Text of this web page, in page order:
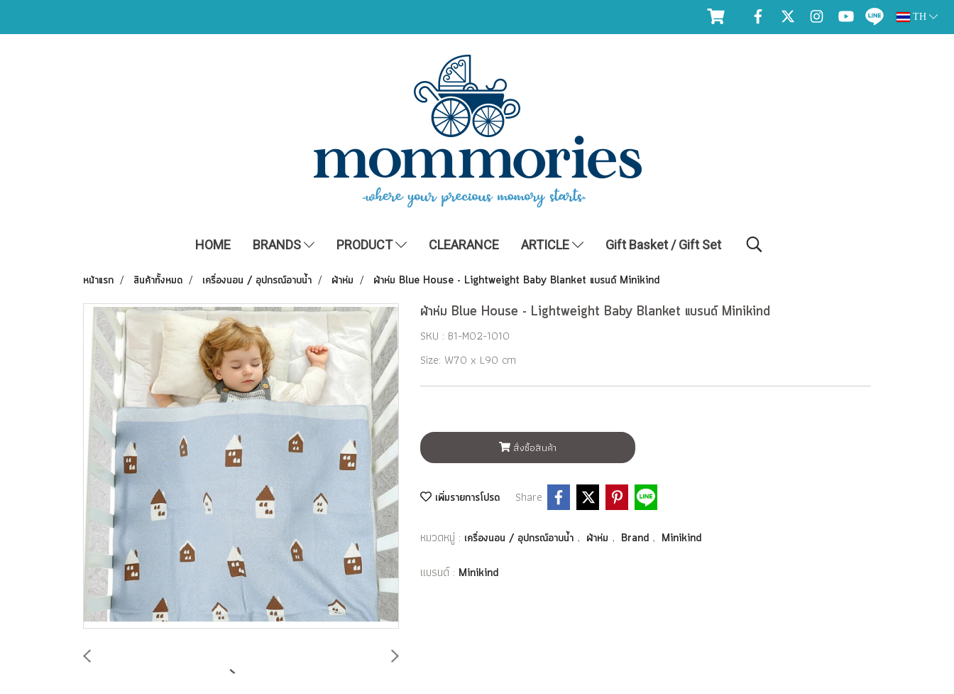
TH
HOME BRANDS PRODUCT CLEARANCE ARTICLE Gift Basket / Gift Set
หน้าแรก สินค้าทั้งหมด เครื่องนอน / อุปกรณ์อาบน้ำ ผ้าห่ม ผ้าห่ม Blue House - Lightweight Baby Blanket แบรนด์ Minikind
ผ้าห่ม Blue House - Lightweight Baby Blanket แบรนด์ Minikind
SKU : B1-M02-1010
Size: W70 x L90 cm
สั่งซื้อสินค้า
เพิ่มรายการโปรด Share
หมวดหมู่ : เครื่องนอน / อุปกรณ์อาบน้ำ , ผ้าห่ม , Brand , Minikind
แบรนด์ : Minikind